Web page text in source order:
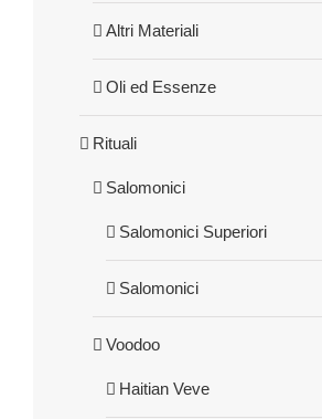
Altri Materiali
Oli ed Essenze
Rituali
Salomonici
Salomonici Superiori
Salomonici
Voodoo
Haitian Veve